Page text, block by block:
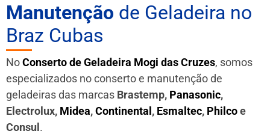
Manutenção de Geladeira no
Braz Cubas
NoConserto de Geladeira Mogi das Cruzes, somos
especializados no conserto e manutenção de
geladeiras das marcas Brastemp, Panasonic,
Electrolux, Midea,Continental, Esmaltec, Philcoe
Consul.